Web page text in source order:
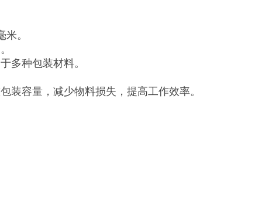
。
多种包装材料。
容量，减少物料损失，提高工作效率。